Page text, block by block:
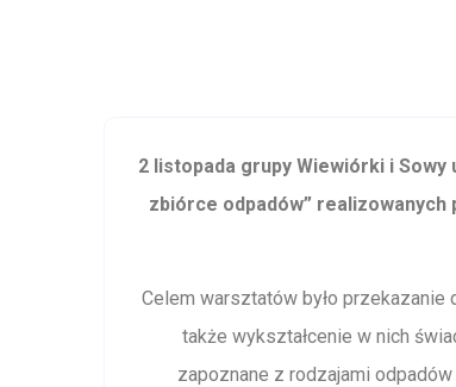
2 listopada grupy Wiewiórki i
zbiórce odpadów”
Celem warsztatów było
także wykształcenie w nich
zapoznane z rodzajami